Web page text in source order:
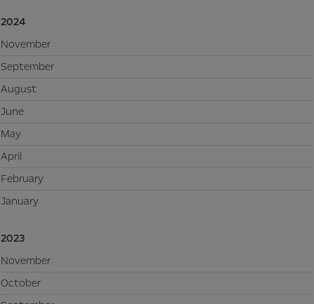
2024
November
September
August
June
May
April
February
January
2023
November
October